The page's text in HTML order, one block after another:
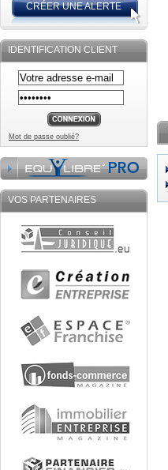
CRÉER UNE ALERTE
IDENTIFICATION CLIENT
Mot de passe oublié?
VOS PARTENAIRES